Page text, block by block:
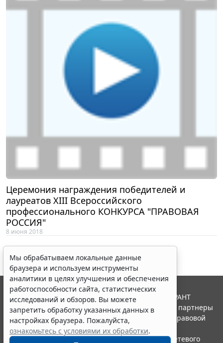
Церемония награждения победителей и
лауреатов XIII Всероссийского
профессионального КОНКУРСА "ПРАВОВАЯ
РОССИЯ"
8 июня 2018
Мы обрабатываем локальные данные
браузера и используем инструменты
аналитики в целях улучшения и обеспечения
работоспособности сайта, статистических
исследований и обзоров. Вы можете
запретить обработку указанных данных в
настройках браузера. Пожалуйста,
ознакомьтесь с условиями их обработки.
© ООО "НПП "ГАРАНТ-СЕРВИС", 2026. Система ГАРАНТ
выпускается с 1990 года. Компания "Гарант" и ее партнеры
являются участниками Российской ассоциации правовой
информации ГАРАНТ.
Портал ГАРАНТ.РУ зарегистрирован в качестве сетевого